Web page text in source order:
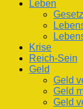
Leben
Krise
Reich-Sein
Geld
Geld
Geld
Geld